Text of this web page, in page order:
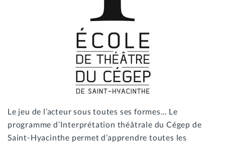
Le jeu de l’acteur sous toutes ses formes… Le
programme d’Interprétation théâtrale du Cégep de
Saint-Hyacinthe permet d’apprendre toutes les